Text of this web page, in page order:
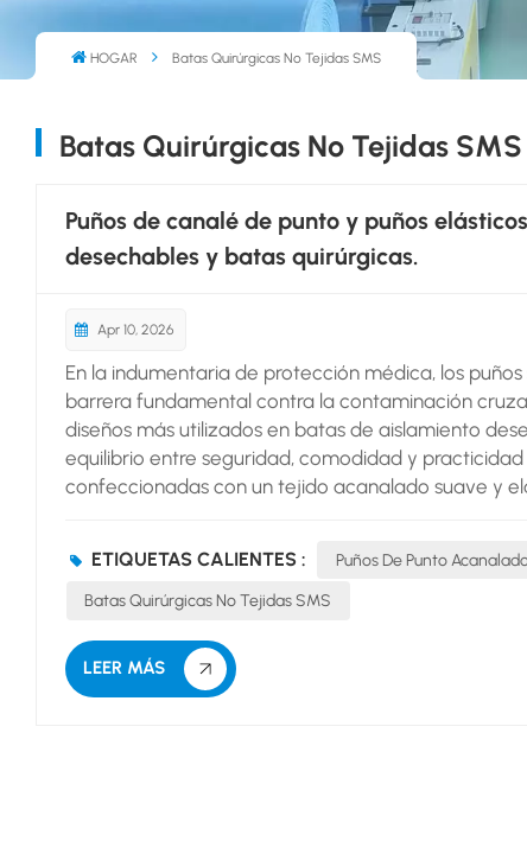
HOGAR Batas Quirúrgicas No Tejidas SMS
Batas Quirúrgicas No Tejidas SMS
Puños de canalé de punto y puños
desechables y batas quirúrgicas.
Apr 10, 2026
En la indumentaria de protección médica, los
barrera fundamental contra la contaminación
diseños más utilizados en batas de aislamiento
equilibrio entre seguridad, comodidad y
confeccionadas con un tejido acanalado suave y
prolongados...
ETIQUETAS CALIENTES : Puños De Punto
Batas Quirúrgicas No Tejidas SMS
LEER MÁS